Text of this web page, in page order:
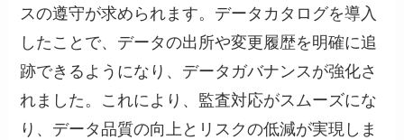
スの遵守が求められます。データカタログを導入
したことで、データの出所や変更履歴を明確に追
跡できるようになり、データガバナンスが強化さ
れました。これにより、監査対応がスムーズにな
り、データ品質の向上とリスクの低減が実現しま